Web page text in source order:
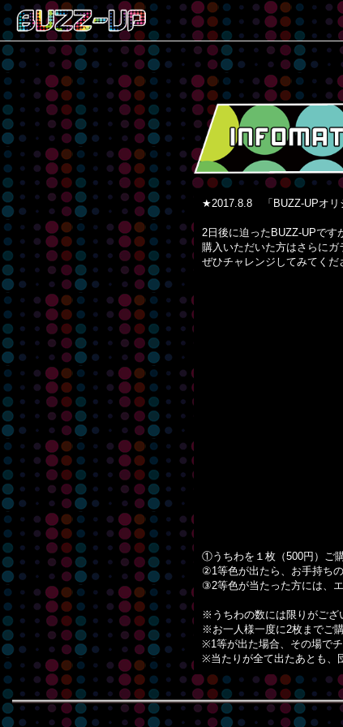
★2017.8.8 「BUZZ-UPオリ
2日後に迫ったBUZZ-UPです
購入いただいた方はさらに
ぜひチャレンジしてみてくだ
①うちわを１枚（500円）ご
②1等色が出たら、お手持ち
③2等色が当たった方には、
※うちわの数には限りがござ
※お一人様一度に2枚までご
※1等が出た場合、その場で
※当たりが全て出たあとも、